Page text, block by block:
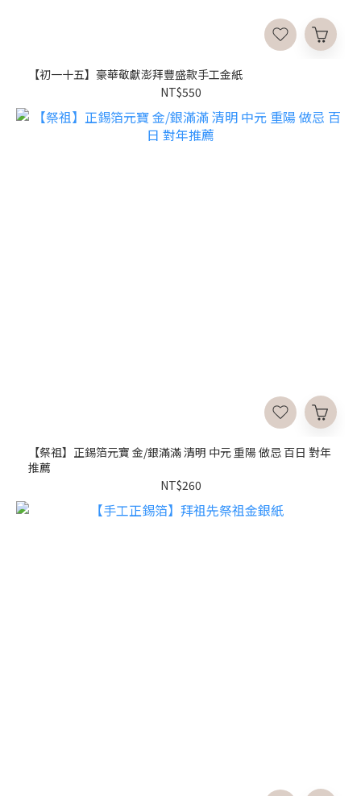
【初一十五】豪華敬獻澎拜豐盛款手工金紙
NT$550
【祭祖】正錫箔元寶 金/銀滿滿 清明 中元 重陽 做忌 百日 對年
推薦
NT$260